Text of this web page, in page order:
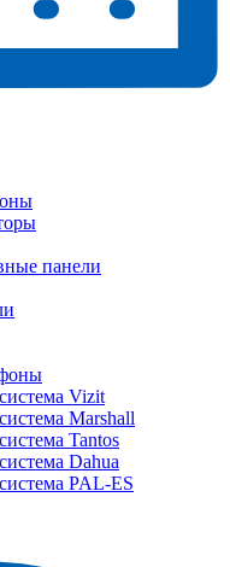
панели
Vizit
Marshall
Tantos
Dahua
PAL-ES